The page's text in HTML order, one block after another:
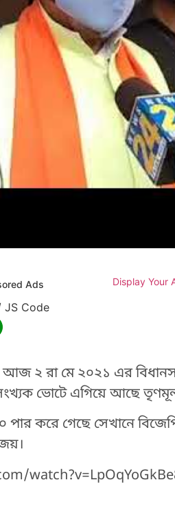
Ads Display Your
JS Code
আজ ২ রা মে ২০২১ এর
সংখ্যক ভোটে এগিয়ে আছে
করে গেছে সেখানে